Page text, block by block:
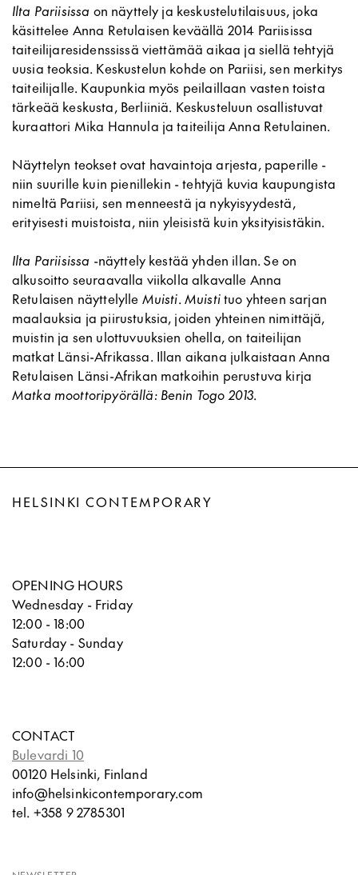
Ilta Pariisissa on näyttely ja keskustelutilaisuus, joka
käsittelee Anna Retulaisen keväällä 2014 Pariisissa
taiteilijaresidenssissä viettämää aikaa ja siellä tehtyjä
uusia teoksia. Keskustelun kohde on Pariisi, sen merkitys
taiteilijalle. Kaupunkia myös peilaillaan vasten toista
tärkeää keskusta, Berliiniä. Keskusteluun osallistuvat
kuraattori Mika Hannula ja taiteilija Anna Retulainen.
Näyttelyn teokset ovat havaintoja arjesta, paperille -
niin suurille kuin pienillekin - tehtyjä kuvia kaupungista
nimeltä Pariisi, sen menneestä ja nykyisyydestä,
erityisesti muistoista, niin yleisistä kuin yksityisistäkin.
Ilta Pariisissa -näyttely kestää yhden illan. Se on
alkusoitto seuraavalla viikolla alkavalle Anna
Retulaisen näyttelylle Muisti. Muistituo yhteen sarjan
maalauksia ja piirustuksia, joiden yhteinen nimittäjä,
muistin ja sen ulottuvuuksien ohella, on taiteilijan
matkat Länsi-Afrikassa. Illan aikana julkaistaan Anna
Retulaisen Länsi-Afrikan matkoihin perustuva kirja
Matka moottoripyörällä: Benin Togo 2013.
HELSINKI CONTEMPORARY
OPENING HOURS
Wednesday - Friday
12:00 - 18:00
Saturday - Sunday
12:00 - 16:00
CONTACT
Bulevardi 10
00120 Helsinki, Finland
info@helsinkicontemporary.com
tel. +358 9 2785301